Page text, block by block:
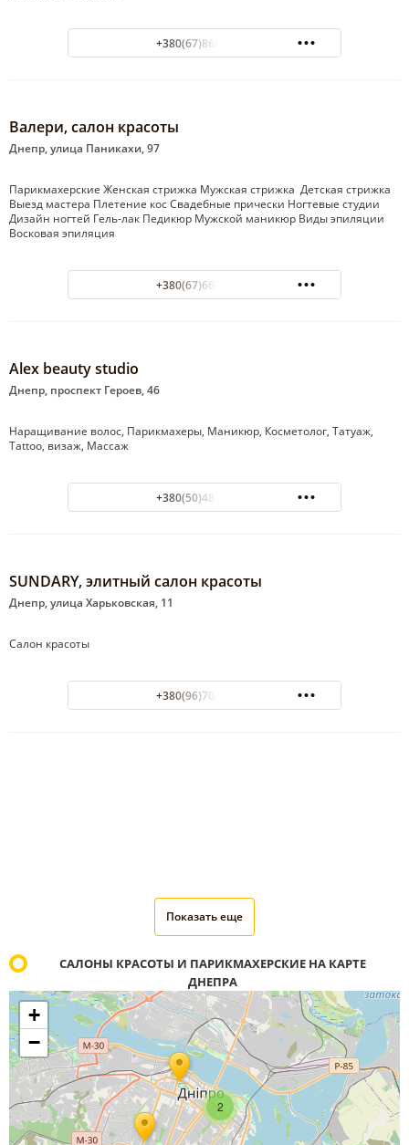
+380(67)868-35-86
Валери, салон красоты
Днепр, улица Паникахи, 97
Парикмахерские Женская стрижка Мужская стрижка Детская стрижка
Выезд мастера Плетение кос Свадебные прически Ногтевые студии
Дизайн ногтей Гель-лак Педикюр Мужской маникюр Виды эпиляции
Восковая эпиляция
+380(67)662-70-57
Alex beauty studio
Днепр, проспект Героев, 46
Наращивание волос, Парикмахеры, Маникюр, Косметолог, Татуаж,
Tattoo, визаж, Массаж
+380(50)484-32-21
SUNDARY, элитный салон красоты
Днепр, улица Харьковская, 11
Салон красоты
+380(96)704-65-56
Показать еще
САЛОНЫ КРАСОТЫ И ПАРИКМАХЕРСКИЕ НА КАРТЕ
ДНЕПРА
2
+
−